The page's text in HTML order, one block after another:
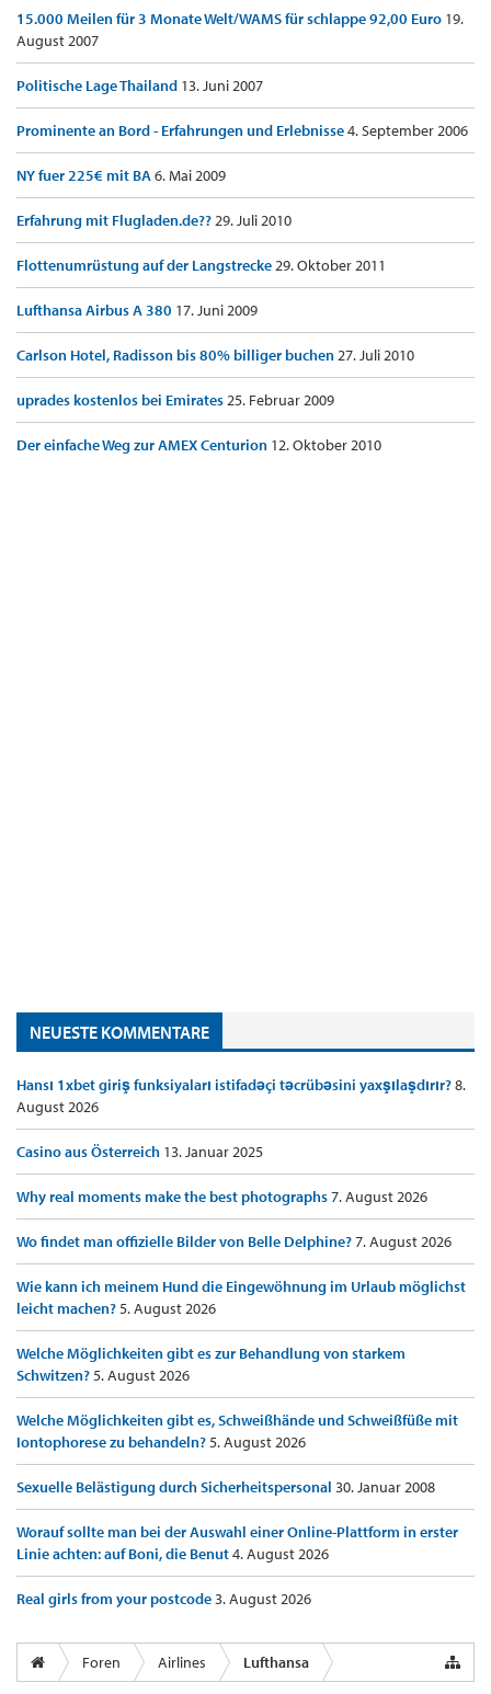
15.000 Meilen für 3 Monate Welt/WAMS für schlappe 92,00 Euro 19.
August 2007
Politische Lage Thailand 13. Juni 2007
Prominente an Bord - Erfahrungen und Erlebnisse4. September 2006
NY fuer 225€ mit BA6. Mai 2009
Erfahrung mit Flugladen.de??29. Juli 2010
Flottenumrüstung auf der Langstrecke29. Oktober 2011
Lufthansa Airbus A 380 17. Juni 2009
Carlson Hotel, Radisson bis 80% billiger buchen27. Juli 2010
uprades kostenlos bei Emirates25. Februar 2009
Der einfache Weg zur AMEX Centurion 12. Oktober 2010
NEUESTE KOMMENTARE
Hansı 1xbet giriş funksiyaları istifadəçi təcrübəsini yaxşılaşdırır?8.
August 2026
Casino aus Österreich 13. Januar 2025
Why real moments make the best photographs7. August 2026
Wo findet man offizielle Bilder von Belle Delphine?7. August 2026
Wie kann ich meinem Hund die Eingewöhnung im Urlaub möglichst
leicht machen?5. August 2026
Welche Möglichkeiten gibt es zur Behandlung von starkem
Schwitzen?5. August 2026
Welche Möglichkeiten gibt es, Schweißhände und Schweißfüße mit
Iontophorese zu behandeln?5. August 2026
Sexuelle Belästigung durch Sicherheitspersonal 30. Januar 2008
Worauf sollte man bei der Auswahl einer Online-Plattform in erster
Linie achten: auf Boni, die Benut4. August 2026
Real girls from your postcode3. August 2026
Foren Airlines Lufthansa